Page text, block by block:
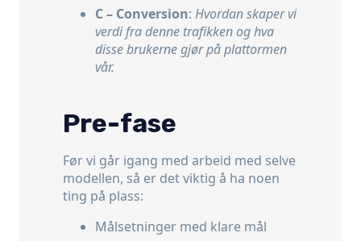
C – Conversion: Hvordan skaper vi
verdi fra denne trafikken og hva
disse brukerne gjør på plattormen
vår.
Pre-fase
Før vi går igang med arbeid med selve
modellen, så er det viktig å ha noen
ting på plass:
Målsetninger med klare mål